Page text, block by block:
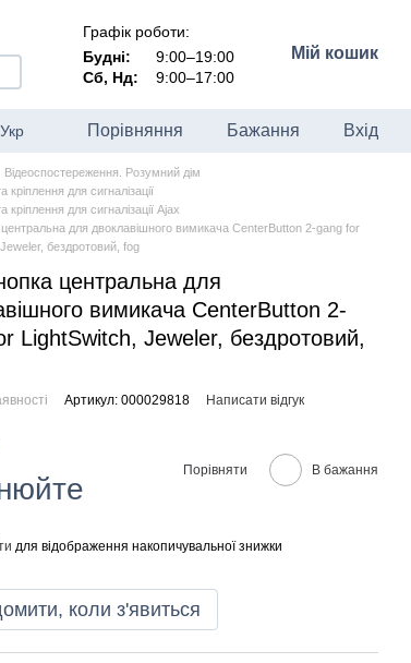
Графік роботи:
Будні:
9:00–19:00
Сб, Нд:
9:00–17:00
Мій кошик
Укр Порівняння Бажання Вхід
Відеоспостереження. Розумний дім
кріплення для сигналізації
кріплення для сигналізації Ajax
для двоклавішного вимикача CenterButton 2-gang for
бездротовий, fog
центральна для
вимикача CenterButton 2-
LightSwitch, Jeweler, бездротовий,
Артикул: 000029818 Написати відгук
Порівняти В бажання
для відображення накопичувальної знижки
коли з'явиться